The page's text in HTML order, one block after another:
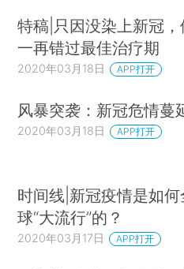
特稿|只因没染上新冠，
一再错过最佳治疗期
2020年03月18日 APP打开
风暴突袭：新冠危情蔓
2020年03月18日 APP打开
时间线|新冠疫情是如何
球“大流行”的？
2020年03月17日 APP打开